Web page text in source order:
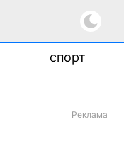
спорт
Реклама